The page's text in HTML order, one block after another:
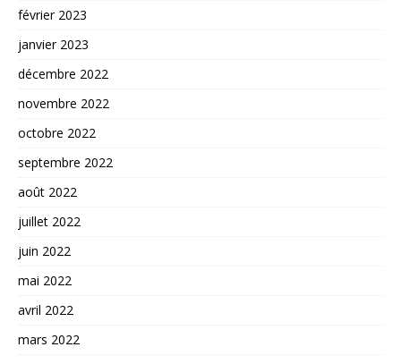
février 2023
janvier 2023
décembre 2022
novembre 2022
octobre 2022
septembre 2022
août 2022
juillet 2022
juin 2022
mai 2022
avril 2022
mars 2022